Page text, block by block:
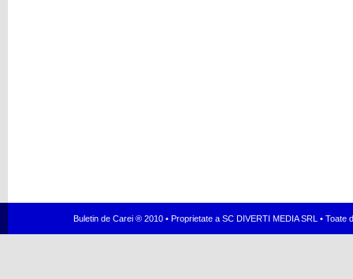
Buletin de Carei ® 2010 • Proprietate a SC DIVERTI MEDIA SRL •